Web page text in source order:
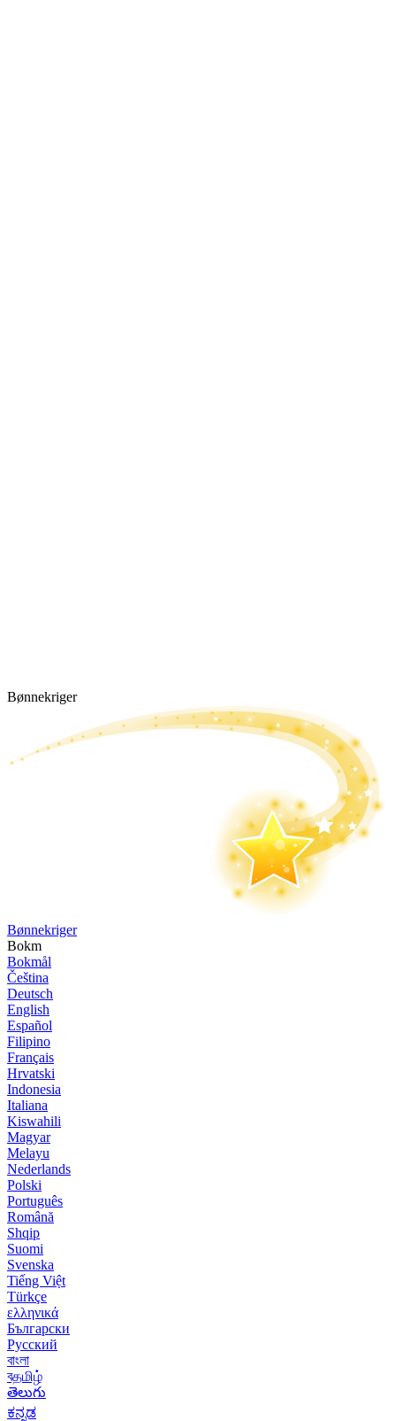
Bønne­kriger
Bønne­kriger
Bokm
Bokmål
Čeština
Deutsch
English
Español
Filipino
Français
Hrvatski
Indonesia
Italiana
Kiswahili
Magyar
Melayu
Nederlands
Polski
Português
Română
Shqip
Suomi
Svenska
Tiếng Việt
Türkçe
ελληνικά
Български
Русский
বাংলা
বதமிழ்
తెలుగు
ಕನ್ನಡ